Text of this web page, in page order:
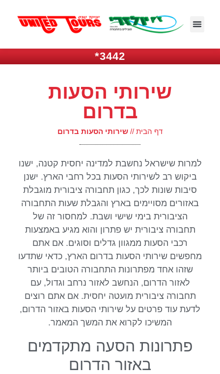
3442*
שירותי הסעות
בדרום
דף הבית // שירותי הסעות בדרום
למרות שישראל נחשבת למדינה יחסית קטנה, ישנו
ביקוש רב לשירותי הסעות בכל רחבי הארץ. ישנן
סיבות שונות לכך, כגון תחבורה ציבורית מוגבלת
באזורים מסויימים בארץ והגבלת שעות התחבורה
הציבורית בימי שישי ושבת. למחסור זה של
תחבורה ציבורית יש פתרון והוא מגיע באמצעות
רכבי הסעות ממגוון גדלים וסוגים. אם אתם
מחפשים שירותי הסעות בדרום הארץ, כדאי שתדעו
שזהו אחד מפתרונות התחבורה הטובים ביותר
לאזור הדרום, הנחשב לאזור נרחב וגדול, עם
תחבורה ציבורית מועטה יחסית. אם אתם רוצים
לדעת עוד פרטים על שירותי הסעות באזור הדרום,
המשיכו לקרוא את המשך המאמר.
פתרונות הסעה מתקדמים
באזור הדרום